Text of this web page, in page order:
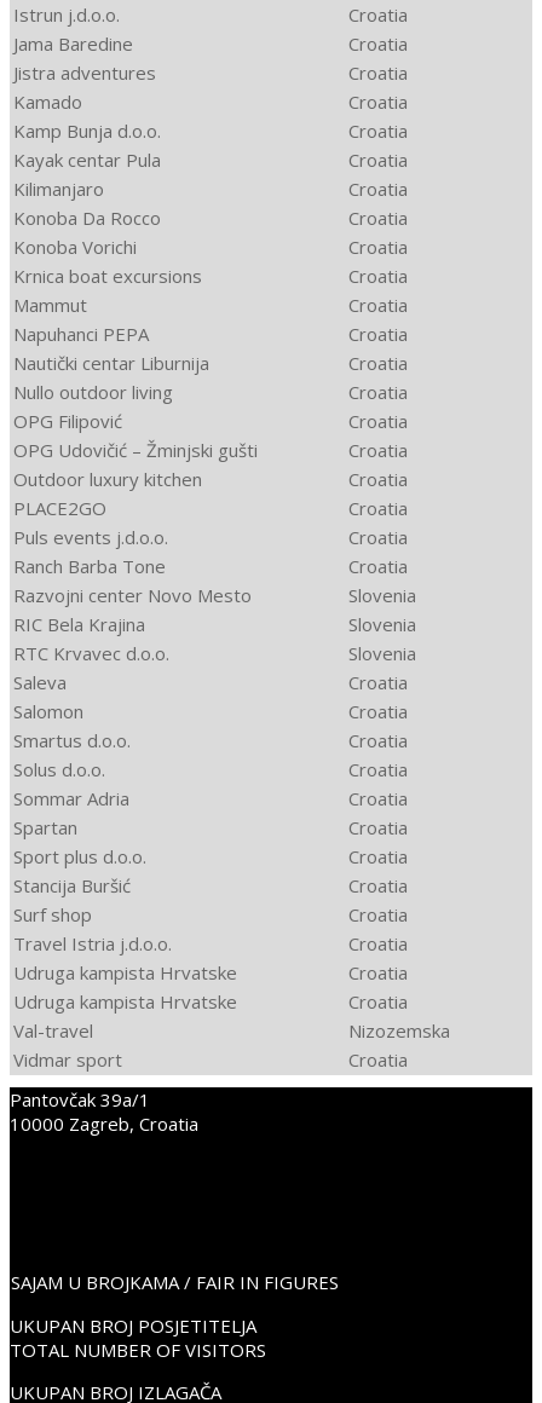
Istrun j.d.o.o.
Croatia
Jama Baredine
Croatia
Jistra adventures
Croatia
Kamado
Croatia
Kamp Bunja d.o.o.
Croatia
Kayak centar Pula
Croatia
Kilimanjaro
Croatia
Konoba Da Rocco
Croatia
Konoba Vorichi
Croatia
Krnica boat excursions
Croatia
Mammut
Croatia
Napuhanci PEPA
Croatia
Nautički centar Liburnija
Croatia
Nullo outdoor living
Croatia
OPG Filipović
Croatia
OPG Udovičić – Žminjski gušti
Croatia
Outdoor luxury kitchen
Croatia
PLACE2GO
Croatia
Puls events j.d.o.o.
Croatia
Ranch Barba Tone
Croatia
Razvojni center Novo Mesto
Slovenia
RIC Bela Krajina
Slovenia
RTC Krvavec d.o.o.
Slovenia
Saleva
Croatia
Salomon
Croatia
Smartus d.o.o.
Croatia
Solus d.o.o.
Croatia
Sommar Adria
Croatia
Spartan
Croatia
Sport plus d.o.o.
Croatia
Stancija Buršić
Croatia
Surf shop
Croatia
Travel Istria j.d.o.o.
Croatia
Udruga kampista Hrvatske
Croatia
Udruga kampista Hrvatske
Croatia
Val-travel
Nizozemska
Vidmar sport
Croatia
2023-
03-
Pantovčak 39a/1
10000 Zagreb, Croatia
SAJAM U BROJKAMA / FAIR IN FIGURES
UKUPAN BROJ POSJETITELJA
TOTAL NUMBER OF VISITORS
UKUPAN BROJ IZLAGAČA